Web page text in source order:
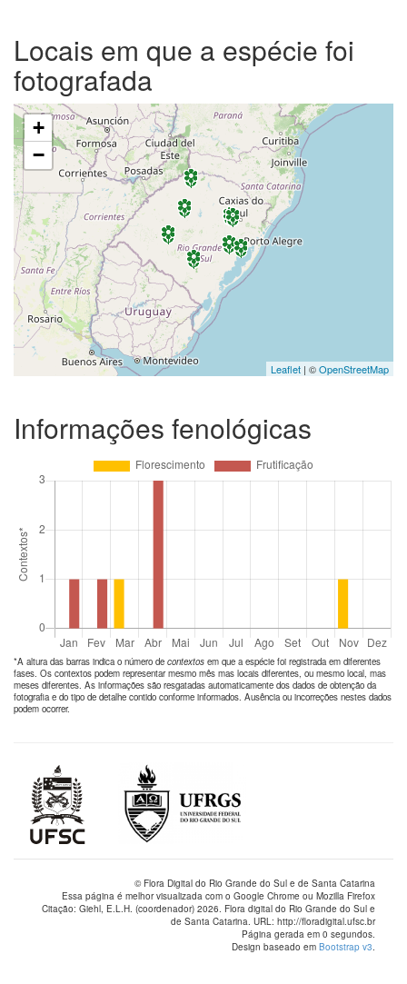
Locais em que a espécie foi
fotografada
+
−
Leaflet | ©OpenStreetMap
Informações fenológicas
*A altura das barras indica o número de contextos em que a espécie foi registrada em diferentes
fases. Os contextos podem representar mesmo mês mas locais diferentes, ou mesmo local, mas
meses diferentes. As informações são resgatadas automaticamente dos dados de obtenção da
fotografia e do tipo de detalhe contido conforme informados. Ausência ou incorreções nestes dados
podem ocorrer.
© Flora Digital do Rio Grande do Sul e de Santa Catarina
Essa página é melhor visualizada com o Google Chrome ou Mozilla Firefox
Citação: Giehl, E.L.H. (coordenador) 2026. Flora digital do Rio Grande do Sul e
de Santa Catarina. URL: http://floradigital.ufsc.br
Página gerada em 0 segundos.
Design baseado em Bootstrap v3.